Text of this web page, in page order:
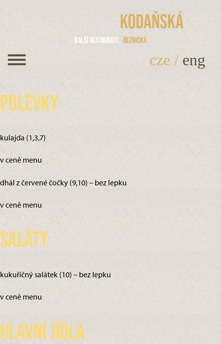
Kodaňská
Další restaurace Řeznická
cze / eng
Polévky
kulajda (1,3,7)
v ceně menu
dhál z červené čočky (9,10) – bez lepku
v ceně menu
Saláty
kukuřičný salátek (10) – bez lepku
v ceně menu
Hlavní jídla